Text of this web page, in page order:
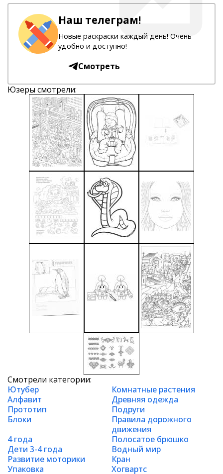
Наш телеграм!
Новые раскраски каждый день! Очень
удобно и доступно!
Смотреть
Юзеры смотрели:
Смотрели категории:
Ютубер
Комнатные растения
Алфавит
Древняя одежда
Прототип
Подруги
Блоки
Правила дорожного
движения
4 года
Полосатое брюшко
Дети 3-4 года
Водный мир
Развитие моторики
Кран
Упаковка
Хогвартс